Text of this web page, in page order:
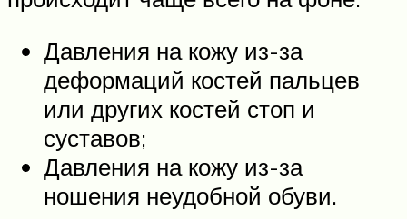
Давления на кожу из-за
деформаций костей пальцев
или других костей стоп и
суставов;
Давления на кожу из-за
ношения неудобной обуви.